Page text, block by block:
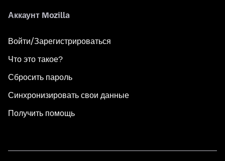
Аккаунт Mozilla
Войти/Зарегистрироваться
Что это такое?
Сбросить пароль
Синхронизировать свои данные
Получить помощь